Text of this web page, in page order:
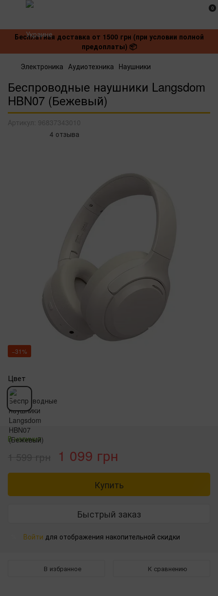
0
Бесплатная доставка от 1500 грн (при условии полной
предоплаты) 📦
Электроника Аудиотехника Наушники
Беспроводные наушники Langsdom
HBN07 (Бежевый)
Артикул: 96837343010
4 отзыва
−31%
Цвет
В наличии
1 099 грн
Купить
Быстрый заказ
Войти для отображения накопительной скидки
В избранное К сравнению